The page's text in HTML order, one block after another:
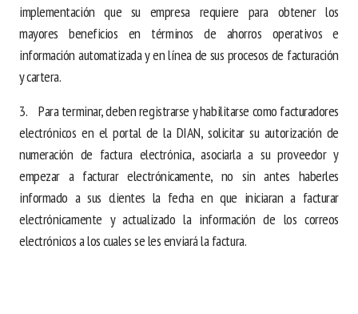
implementación que su empresa requiere para obtener los
mayores beneficios en términos de ahorros operativos e
información automatizada y en línea de sus procesos de facturación
y cartera.
3. Para terminar, deben registrarse y habilitarse como facturadores
electrónicos en el portal de la DIAN, solicitar su autorización de
numeración de factura electrónica, asociarla a su proveedor y
empezar a facturar electrónicamente, no sin antes haberles
informado a sus clientes la fecha en que iniciaran a facturar
electrónicamente y actualizado la información de los correos
electrónicos a los cuales se les enviará la factura.